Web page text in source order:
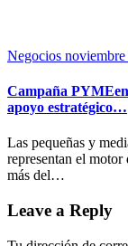
Negocios
Campaña
apoyo estratégico…
Las pequeñas y
representan el
más del…
Leave a Reply